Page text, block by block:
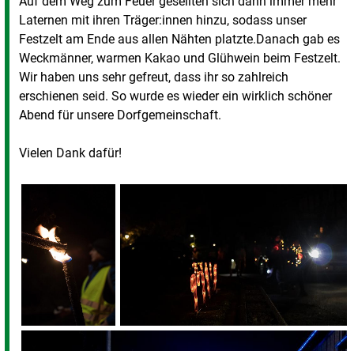
Laternen mit ihren Träger:innen hinzu, sodass unser
Festzelt am Ende aus allen Nähten platzte.Danach gab es
Weckmänner, warmen Kakao und Glühwein beim Festzelt.
Wir haben uns sehr gefreut, dass ihr so zahlreich
erschienen seid. So wurde es wieder ein wirklich schöner
Abend für unsere Dorfgemeinschaft.
Vielen Dank dafür!